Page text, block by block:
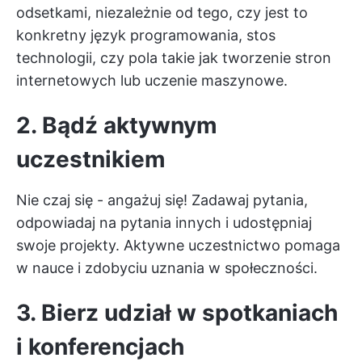
odsetkami, niezależnie od tego, czy jest to
konkretny język programowania, stos
technologii, czy pola takie jak tworzenie stron
internetowych lub uczenie maszynowe.
2. Bądź aktywnym
uczestnikiem
Nie czaj się - angażuj się! Zadawaj pytania,
odpowiadaj na pytania innych i udostępniaj
swoje projekty. Aktywne uczestnictwo pomaga
w nauce i zdobyciu uznania w społeczności.
3. Bierz udział w spotkaniach
i konferencjach